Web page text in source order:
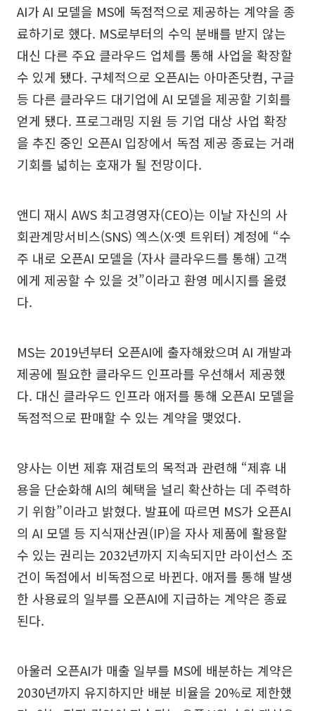
AI가 AI 모델을 MS에 독점적으로 제공하는 계약을 종
료하기로 했다. MS로부터의 수익 분배를 받지 않는
대신 다른 주요 클라우드 업체를 통해 사업을 확장할
수 있게 됐다. 구체적으로 오픈AI는 아마존닷컴, 구글
등 다른 클라우드 대기업에 AI 모델을 제공할 기회를
얻게 됐다. 프로그래밍 지원 등 기업 대상 사업 확장
을 추진 중인 오픈AI 입장에서 독점 제공 종료는 거래
기회를 넓히는 호재가 될 전망이다.
앤디 재시 AWS 최고경영자(CEO)는 이날 자신의 사
회관계망서비스(SNS) 엑스(X·옛 트위터) 계정에 “수
주 내로 오픈AI 모델을 (자사 클라우드를 통해) 고객
에게 제공할 수 있을 것”이라고 환영 메시지를 올렸
다.
MS는 2019년부터 오픈AI에 출자해왔으며 AI 개발과
제공에 필요한 클라우드 인프라를 우선해서 제공했
다. 대신 클라우드 인프라 애저를 통해 오픈AI 모델을
독점적으로 판매할 수 있는 계약을 맺었다.
양사는 이번 제휴 재검토의 목적과 관련해 “제휴 내
용을 단순화해 AI의 혜택을 널리 확산하는 데 주력하
기 위함”이라고 밝혔다. 발표에 따르면 MS가 오픈AI
의 AI 모델 등 지식재산권(IP)을 자사 제품에 활용할
수 있는 권리는 2032년까지 지속되지만 라이선스 조
건이 독점에서 비독점으로 바뀐다. 애저를 통해 발생
한 사용료의 일부를 오픈AI에 지급하는 계약은 종료
된다.
아울러 오픈AI가 매출 일부를 MS에 배분하는 계약은
2030년까지 유지하지만 배분 비율을 20%로 제한했